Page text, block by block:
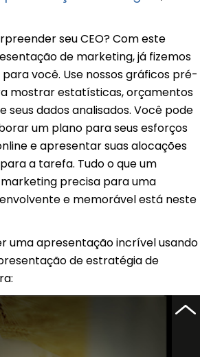
seu CEO? Com este
de marketing, já fizemos
você. Use nossos gráficos pré-
mostrar estatísticas, orçamentos
seus dados analisados. Você pode
um plano para seus esforços
e apresentar suas alocações
a tarefa. Tudo o que um
precisa para uma
e memorável está neste
uma apresentação incrível usando
de estratégia de